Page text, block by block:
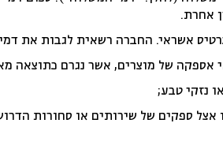
אחרת.
אשראי. החברה רשאית לגבות את
אספקה של מוצרים, אשר נגרם כתוצאה
נזקי טבע;
ספקים של שירותים או סחורות